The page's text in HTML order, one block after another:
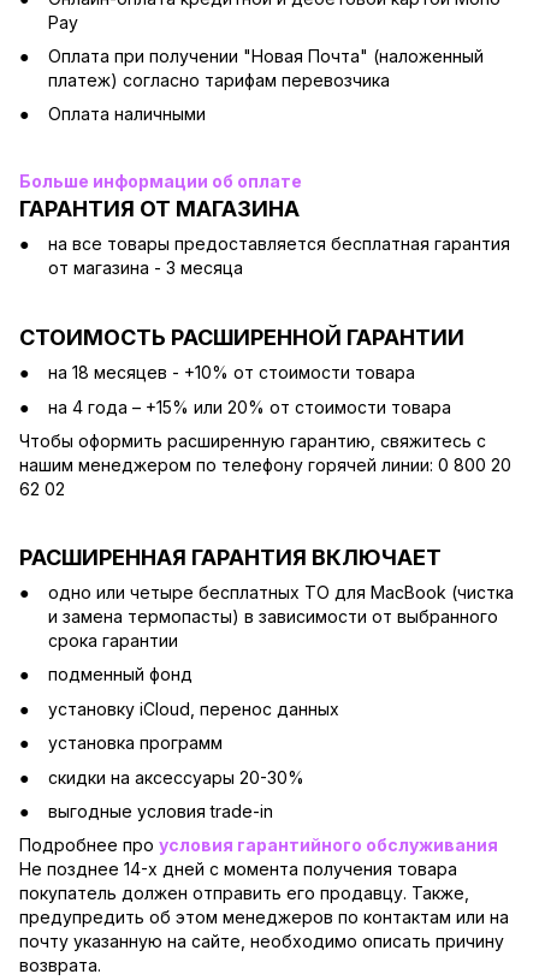
Pay
Оплата при получении "Новая Почта" (наложенный
платеж) согласно тарифам перевозчика
Оплата наличными
Больше информации об оплате
ГАРАНТИЯ ОТ МАГАЗИНА
на все товары предоставляется бесплатная гарантия
от магазина - 3 месяца
СТОИМОСТЬ РАСШИРЕННОЙ ГАРАНТИИ
на 18 месяцев - +10% от стоимости товара
на 4 года – +15% или 20% от стоимости товара
Чтобы оформить расширенную гарантию, свяжитесь с
нашим менеджером по телефону горячей линии: 0 800 20
62 02
РАСШИРЕННАЯ ГАРАНТИЯ ВКЛЮЧАЕТ
одно или четыре бесплатных ТО для MacBook (чистка
и замена термопасты) в зависимости от выбранного
срока гарантии
подменный фонд
установку iCloud, перенос данных
установка программ
скидки на аксессуары 20-30%
выгодные условия trade-in
Подробнее про условия гарантийного обслуживания
Не позднее 14-х дней с момента получения товара
покупатель должен отправить его продавцу. Также,
предупредить об этом менеджеров по контактам или на
почту указанную на сайте, необходимо описать причину
возврата.